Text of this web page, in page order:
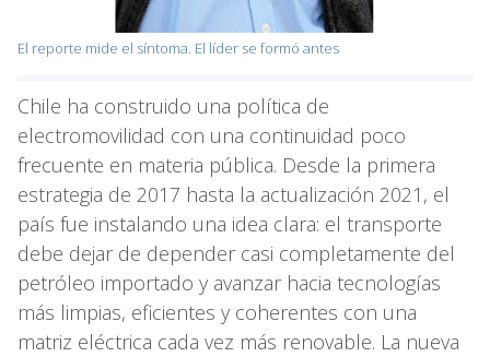
El reporte mide el síntoma. El líder se formó antes
Chile ha construido una política de
electromovilidad con una continuidad poco
frecuente en materia pública. Desde la primera
estrategia de 2017 hasta la actualización 2021, el
país fue instalando una idea clara: el transporte
debe dejar de depender casi completamente del
petróleo importado y avanzar hacia tecnologías
más limpias, eficientes y coherentes con una
matriz eléctrica cada vez más renovable. La nueva